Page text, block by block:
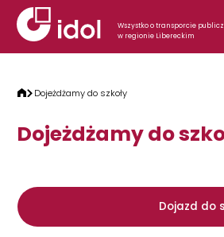
Przejdź do treści
Wszystko o transporcie
w regionie Libereckim
Dojeżdżamy do szkoły
Dojeżdżamy do
Dojazd do